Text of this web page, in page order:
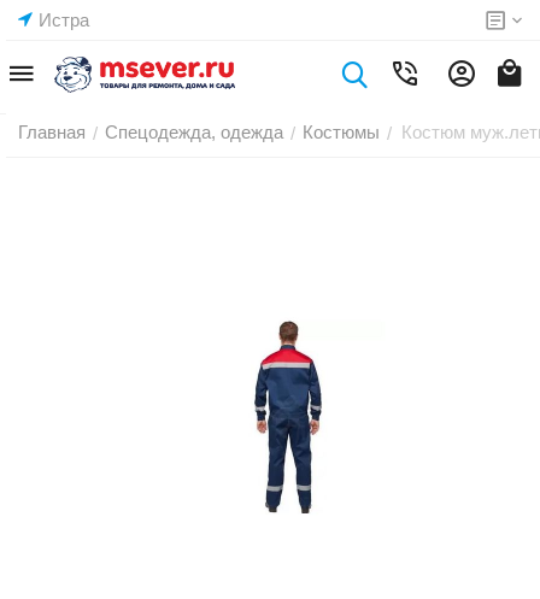
Истра
Главная / Спецодежда, одежда / Костюмы / Костюм